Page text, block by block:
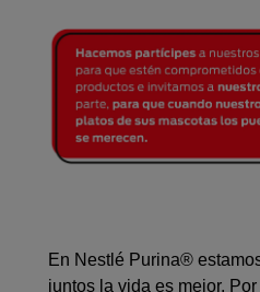
En Nestlé Purina®
juntos la vida es mejor.